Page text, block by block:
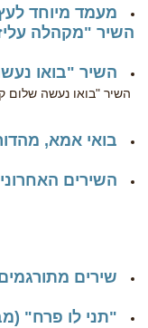
מעמד מיוחד
השיר "מקהלה
השיר "בואו
השיר "בואו נעשה שלום
בואי אמא,
השירים
שירים
"תני לו פרח"